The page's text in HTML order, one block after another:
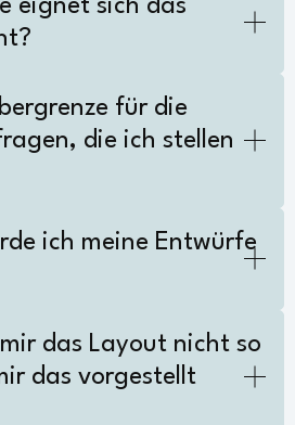
eignet sich das
für die
die ich stellen
ich meine Entwürfe
das Layout nicht so
das vorgestellt